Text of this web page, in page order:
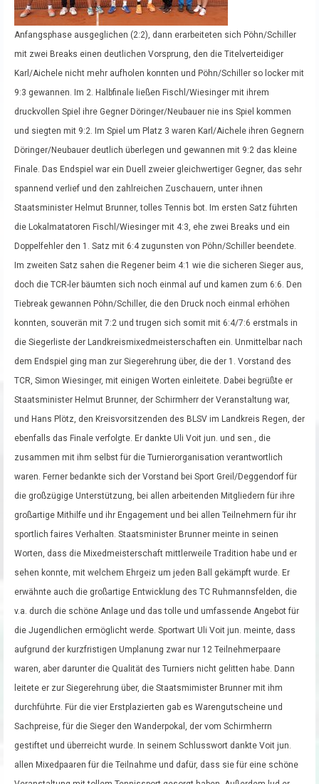
Anfangsphase ausgeglichen (2:2), dann erarbeiteten sich Pöhn/Schiller
mit zwei Breaks einen deutlichen Vorsprung, den die Titelverteidiger
Karl/Aichele nicht mehr aufholen konnten und Pöhn/Schiller so locker mit
9:3 gewannen. Im 2. Halbfinale ließen Fischl/Wiesinger mit ihrem
druckvollen Spiel ihre Gegner Döringer/Neubauer nie ins Spiel kommen
und siegten mit 9:2. Im Spiel um Platz 3 waren Karl/Aichele ihren Gegnern
Döringer/Neubauer deutlich überlegen und gewannen mit 9:2 das kleine
Finale. Das Endspiel war ein Duell zweier gleichwertiger Gegner, das sehr
spannend verlief und den zahlreichen Zuschauern, unter ihnen
Staatsminister Helmut Brunner, tolles Tennis bot. Im ersten Satz führten
die Lokalmatatoren Fischl/Wiesinger mit 4:3, ehe zwei Breaks und ein
Doppelfehler den 1. Satz mit 6:4 zugunsten von Pöhn/Schiller beendete.
Im zweiten Satz sahen die Regener beim 4:1 wie die sicheren Sieger aus,
doch die TCR-ler bäumten sich noch einmal auf und kamen zum 6:6. Den
Tiebreak gewannen Pöhn/Schiller, die den Druck noch einmal erhöhen
konnten, souverän mit 7:2 und trugen sich somit mit 6:4/7:6 erstmals in
die Siegerliste der Landkreismixedmeisterschaften ein. Unmittelbar nach
dem Endspiel ging man zur Siegerehrung über, die der 1. Vorstand des
TCR, Simon Wiesinger, mit einigen Worten einleitete. Dabei begrüßte er
Staatsminister Helmut Brunner, der Schirmherr der Veranstaltung war,
und Hans Plötz, den Kreisvorsitzenden des BLSV im Landkreis Regen, der
ebenfalls das Finale verfolgte. Er dankte Uli Voit jun. und sen., die
zusammen mit ihm selbst für die Turnierorganisation verantwortlich
waren. Ferner bedankte sich der Vorstand bei Sport Greil/Deggendorf für
die großzügige Unterstützung, bei allen arbeitenden Mitgliedern für ihre
großartige Mithilfe und ihr Engagement und bei allen Teilnehmern für ihr
sportlich faires Verhalten. Staatsminister Brunner meinte in seinen
Worten, dass die Mixedmeisterschaft mittlerweile Tradition habe und er
sehen konnte, mit welchem Ehrgeiz um jeden Ball gekämpft wurde. Er
erwähnte auch die großartige Entwicklung des TC Ruhmannsfelden, die
v.a. durch die schöne Anlage und das tolle und umfassende Angebot für
die Jugendlichen ermöglicht werde. Sportwart Uli Voit jun. meinte, dass
aufgrund der kurzfristigen Umplanung zwar nur 12 Teilnehmerpaare
waren, aber darunter die Qualität des Turniers nicht gelitten habe. Dann
leitete er zur Siegerehrung über, die Staatsmimister Brunner mit ihm
durchführte. Für die vier Erstplazierten gab es Warengutscheine und
Sachpreise, für die Sieger den Wanderpokal, der vom Schirmherrn
gestiftet und überreicht wurde. In seinem Schlusswort dankte Voit jun.
allen Mixedpaaren für die Teilnahme und dafür, dass sie für eine schöne